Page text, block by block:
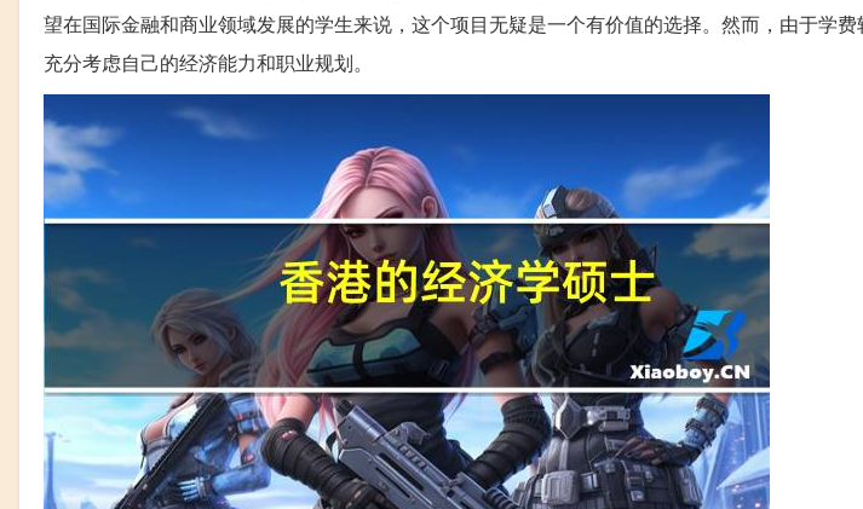
望在国际金融和商业领域发展的学生来说，这个项目无疑是一个有价值的选择。然而，由于学
充分考虑自己的经济能力和职业规划。